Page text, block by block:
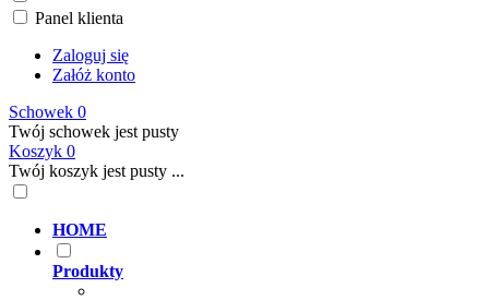
Panel klienta
Zaloguj się
Załóż konto
Schowek 0
Twój schowek jest pusty
Koszyk 0
Twój koszyk jest pusty ...
HOME
Produkty